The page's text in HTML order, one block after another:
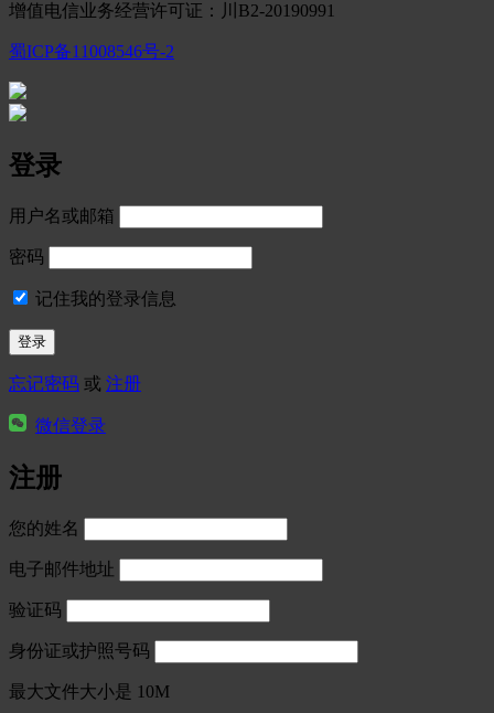
增值电信业务经营许可证：川B2-20190991
蜀ICP备11008546号-2
登录
用户名或邮箱
密码
记住我的登录信息
忘记密码 或 注册
微信登录
注册
您的姓名
电子邮件地址
验证码
身份证或护照号码
最大文件大小是 10M